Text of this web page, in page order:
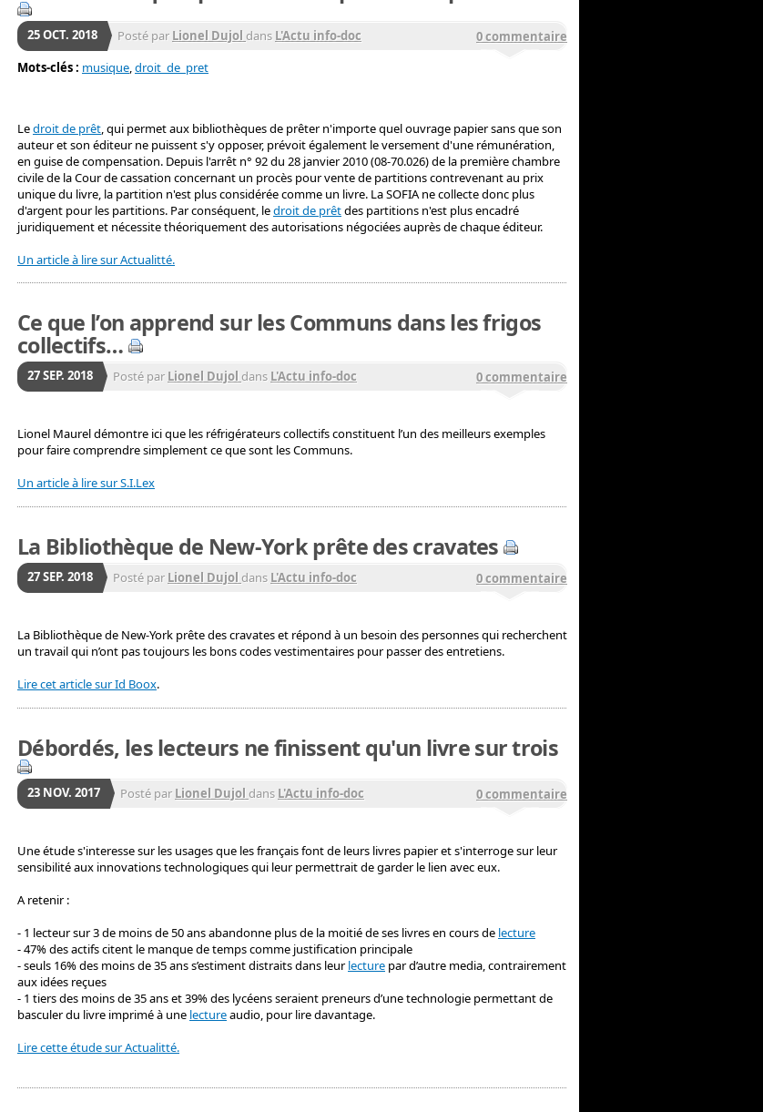
25OCT. 2018 Posté par Lionel Dujol dans L'Actu info-doc
0 commentaire
Mots-clés : musique,droit_de_pret
Ledroit de prêt , qui permet aux bibliothèques de prêter n'importe quel ouvrage papier sans que son
auteur et son éditeur ne puissent s'y opposer, prévoit également le versement d'une rémunération,
en guise de compensation. Depuis l'arrêt n° 92 du 28 janvier 2010 (08-70.026) de la première chambre
civile de la Cour de cassation concernant un procès pour vente de partitions contrevenant au prix
unique du livre, la partition n'est plus considérée comme un livre. La SOFIA ne collecte donc plus
d'argent pour les partitions. Par conséquent, ledroit de prêtdes partitions n'est plus encadré
juridiquement et nécessite théoriquement des autorisations négociées auprès de chaque éditeur.
Un article à lire sur Actualitté.
Ce que l’on apprend sur les Communs dans les frigos
collectifs…
27SEP. 2018 Posté par Lionel Dujol dans L'Actu info-doc 0 commentaire
Lionel Maurel démontre ici que les réfrigérateurs collectifs constituent l’un des meilleurs exemples
pour faire comprendre simplement ce que sont les Communs.
Un article à lire sur S.I.Lex
La Bibliothèque de New-York prête des cravates
27SEP. 2018 Posté par Lionel Dujol dans L'Actu info-doc 0 commentaire
La Bibliothèque de New-York prête des cravates et répond à un besoin des personnes qui recherchent
un travail qui n’ont pas toujours les bons codes vestimentaires pour passer des entretiens.
Lire cet article surId Boox.
Débordés, les lecteurs ne finissent qu'un livre sur trois
23 NOV. 2017 Posté par Lionel Dujol dans L'Actu info-doc 0 commentaire
Une étude s'interesse sur les usages que les français font de leurs livres papier et s'interroge sur leur
sensibilité aux innovations technologiques qui leur permettrait de garder le lien avec eux.
A retenir :
- 1 lecteur sur 3 de moins de 50 ans abandonne plus de la moitié de ses livres en cours de lecture
- 47% des actifs citent le manque de temps comme justification principale
- seuls 16% des moins de 35 ans s’estiment distraits dans leurlecture par d’autre media, contrairement
aux idées reçues
- 1 tiers des moins de 35 ans et 39% des lycéens seraient preneurs d’une technologie permettant de
basculer du livre imprimé à une lectureaudio, pour lire davantage.
Lire cette étude sur Actualitté.